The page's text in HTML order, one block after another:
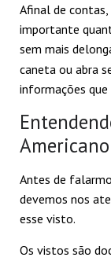
Afinal de
importante
sem mais
caneta ou abra
informações
Americano
Antes de
devemos nos
esse visto.
Os vistos são